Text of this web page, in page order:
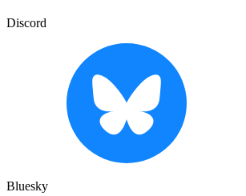
Discord
Bluesky